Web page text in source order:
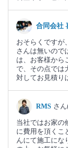
合同会社
おそらくですが
さんは無いので
は、お客様から
で、その点では
対してお見積り
RMS さ
当社ではお家の
に費用を頂くこ
んにて施工にな